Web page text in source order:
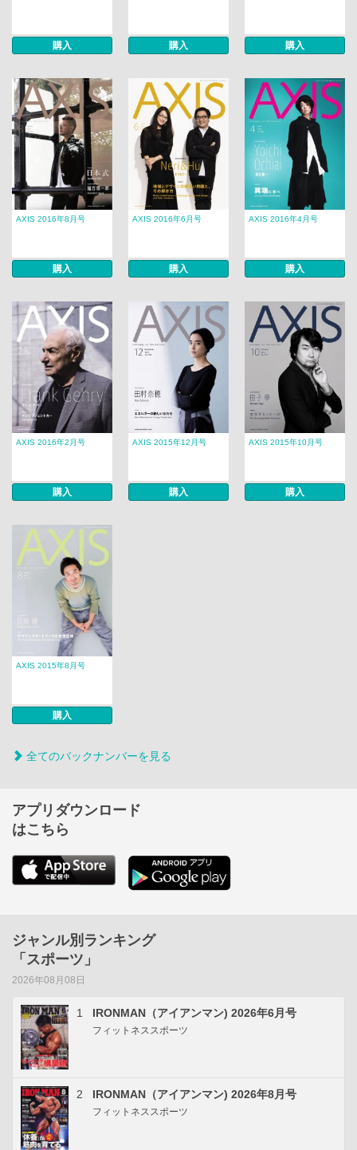
購入 購入 購入
AXIS 2016年8月号
購入
AXIS 2016年6月号
購入
AXIS 2016年4月号
購入
AXIS 2016年2月号
購入
AXIS 2015年12月号
購入
AXIS 2015年10月号
購入
AXIS 2015年8月号
購入
全てのバックナンバーを見る
アプリダウンロード
はこちら
ジャンル別ランキング
「スポーツ」
2026年08月08日
1 IRONMAN（アイアンマン) 2026年6月号
フィットネススポーツ
2 IRONMAN（アイアンマン) 2026年8月号
フィットネススポーツ